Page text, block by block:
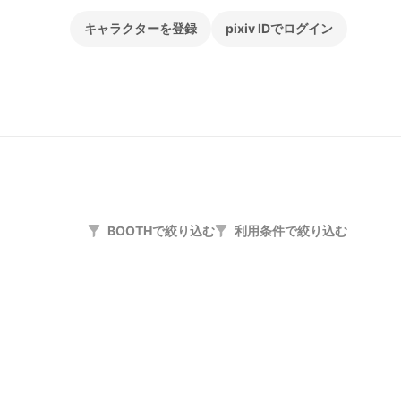
キャラクターを登録 pixiv IDでログイン
BOOTHで絞り込む 利用条件で絞り込む